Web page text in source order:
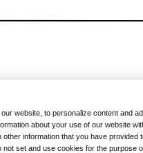
website, to personalize content and
about your use of our website
information that you have provided
set and use cookies for the purpose